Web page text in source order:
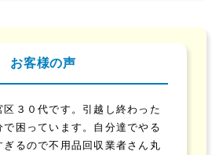
お客様の声
区３０代です。引越し終わった
困っています。自分達でやる
ぎるので不用品回収業者さん丸